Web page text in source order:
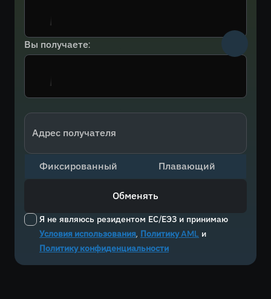
Вы получаете:
Адрес получателя
Я не являюсь резидентом ЕС/ЕЭЗ и принимаю
Условия использования, Политику AML и
Политику конфиденциальности
Фиксированный Плавающий
Обменять